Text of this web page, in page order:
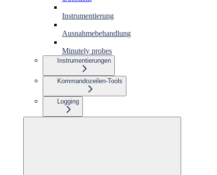
Instrumentierung
Ausnahmebehandlung
Minutely probes
Instrumentierungen
Kommandozeilen-Tools
Logging